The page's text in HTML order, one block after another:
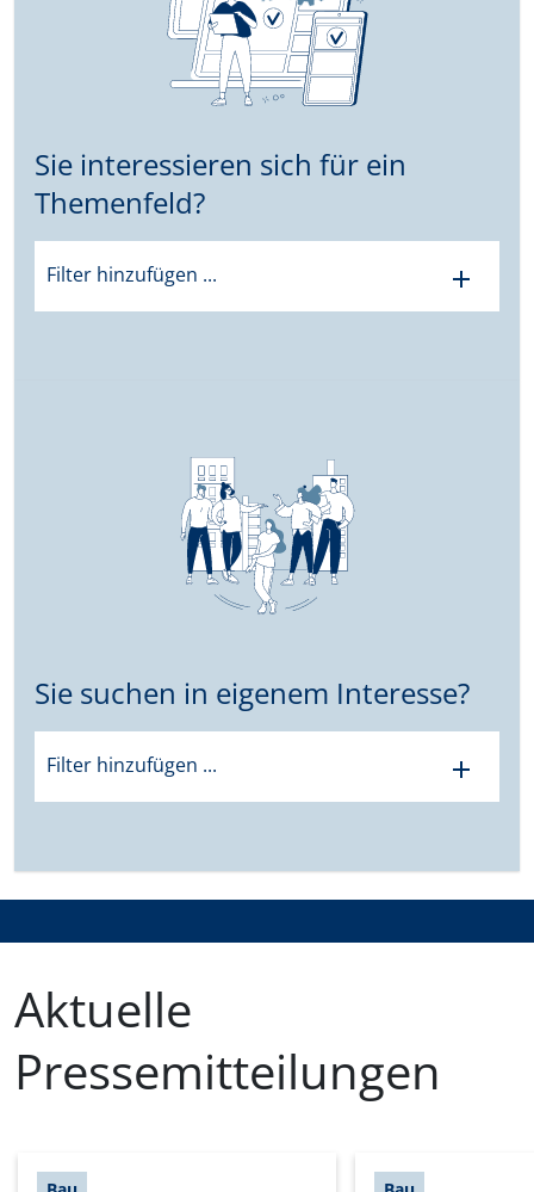
Sie interessieren sich für ein
Themenfeld?
Filter hinzufügen ... add
Sie suchen in eigenem Interesse?
Filter hinzufügen ... add
Aktuelle
Pressemitteilungen